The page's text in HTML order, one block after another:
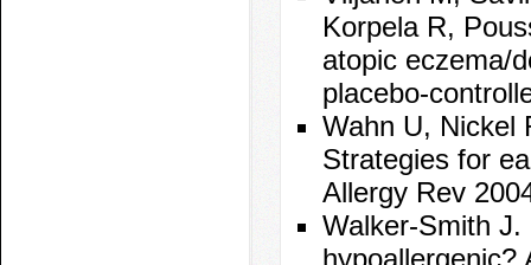
Korpela R,
atopic eczema/
placebo-
Wahn U, Nickel
Strategies for
Allergy Rev
Walker-Smith J.